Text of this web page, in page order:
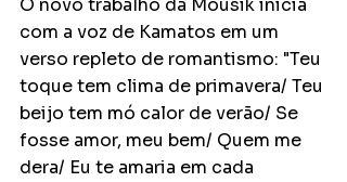
O novo trabalho da Mousik inicia
com a voz de Kamatos em um
verso repleto de romantismo: "Teu
toque tem clima de primavera/ Teu
beijo tem mó calor de verão/ Se
fosse amor, meu bem/ Quem me
dera/ Eu te amaria em cada